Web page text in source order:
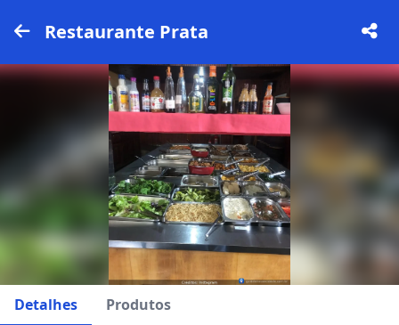
Restaurante Prata
Detalhes Produtos